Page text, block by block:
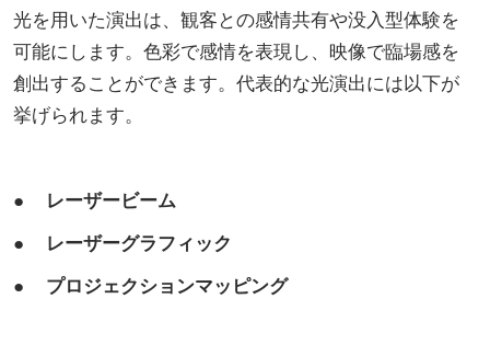
光を用いた演出は、観客との感情共有や没入型体験を
可能にします。色彩で感情を表現し、映像で臨場感を
創出することができます。代表的な光演出には以下が
挙げられます。
● レーザービーム
● レーザーグラフィック
● プロジェクションマッピング